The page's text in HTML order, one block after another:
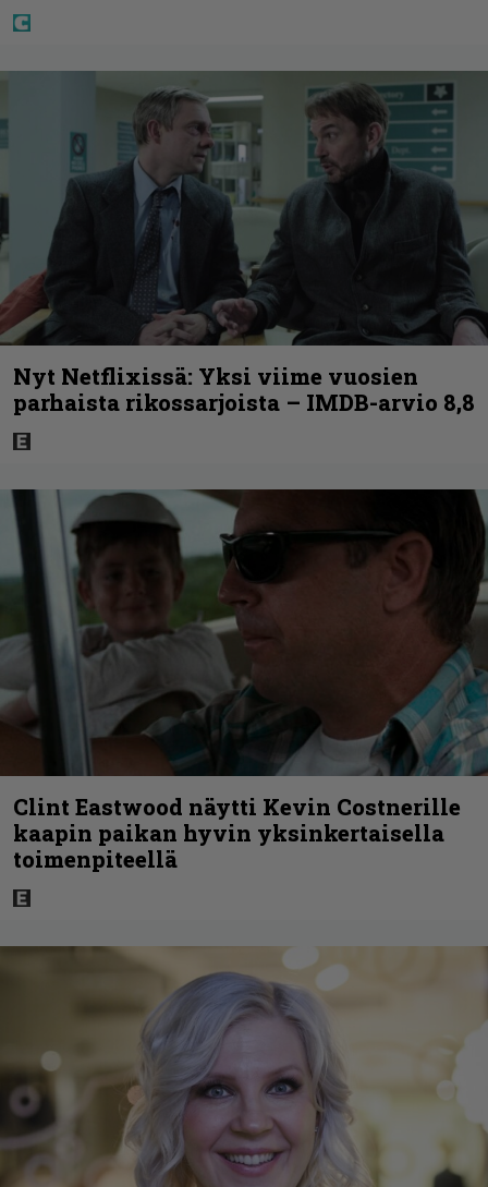
Nyt Netflixissä: Yksi viime vuosien
parhaista rikossarjoista – IMDB-arvio 8,8
Clint Eastwood näytti Kevin Costnerille
kaapin paikan hyvin yksinkertaisella
toimenpiteellä